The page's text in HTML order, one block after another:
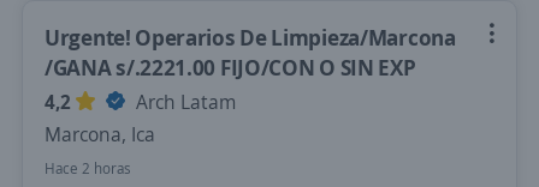
Urgente! Operarios De Limpieza/Marcona
/GANA s/.2221.00 FIJO/CON O SIN EXP
4,2
Arch Latam
Marcona, Ica
Hace 2 horas